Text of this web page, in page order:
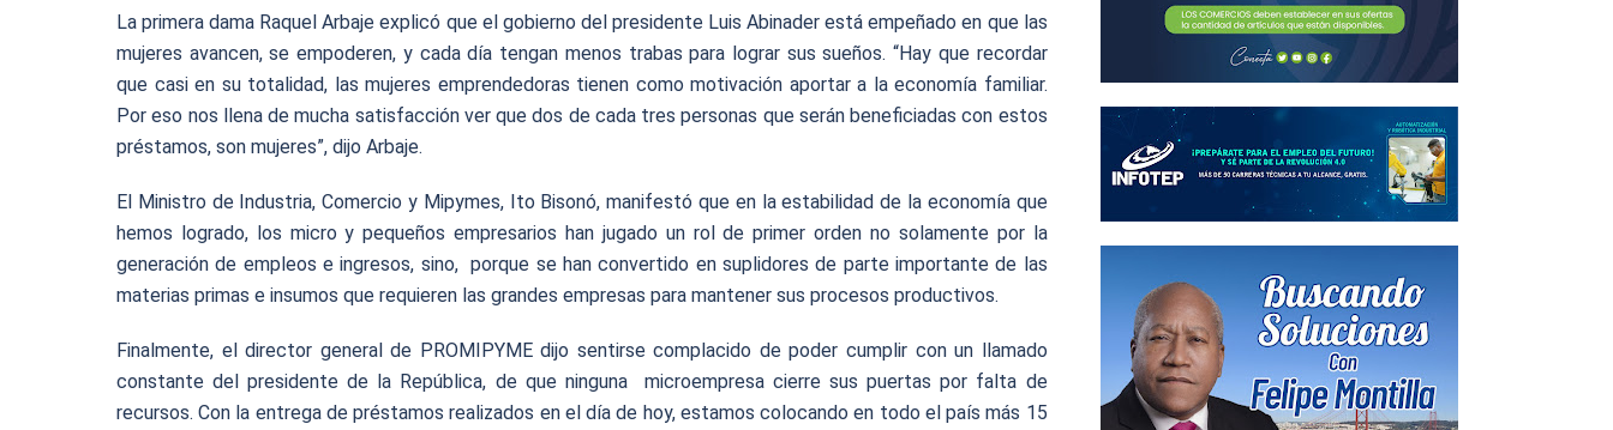
La primera dama Raquel Arbaje explicó que el gobierno del presidente Luis Abinader está empeñado en que las
mujeres avancen, se empoderen, y cada día tengan menos trabas para lograr sus sueños. “Hay que recordar
que casi en su totalidad, las mujeres emprendedoras tienen como motivación aportar a la economía familiar.
Por eso nos llena de mucha satisfacción ver que dos de cada tres personas que serán beneficiadas con estos
préstamos, son mujeres”, dijo Arbaje.
El Ministro de Industria, Comercio y Mipymes, Ito Bisonó, manifestó que en la estabilidad de la economía que
hemos logrado, los micro y pequeños empresarios han jugado un rol de primer orden no solamente por la
generación de empleos e ingresos, sino, porque se han convertido en suplidores de parte importante de las
materias primas e insumos que requieren las grandes empresas para mantener sus procesos productivos.
Finalmente, el director general de PROMIPYME dijo sentirse complacido de poder cumplir con un llamado
constante del presidente de la República, de que ninguna microempresa cierre sus puertas por falta de
recursos. Con la entrega de préstamos realizados en el día de hoy, estamos colocando en todo el país más 15